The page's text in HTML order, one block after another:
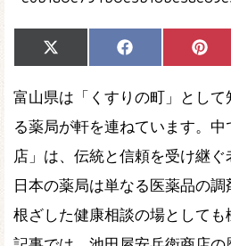
Share
on
X
(Twitter)
Share
on
Facebook
on
富山県は「くすりの町」とし
る薬局が軒を連ねています。
店」は、伝統と信頼を受け継ぐ
日本の薬局は単なる医薬品の
根ざした健康相談の場として